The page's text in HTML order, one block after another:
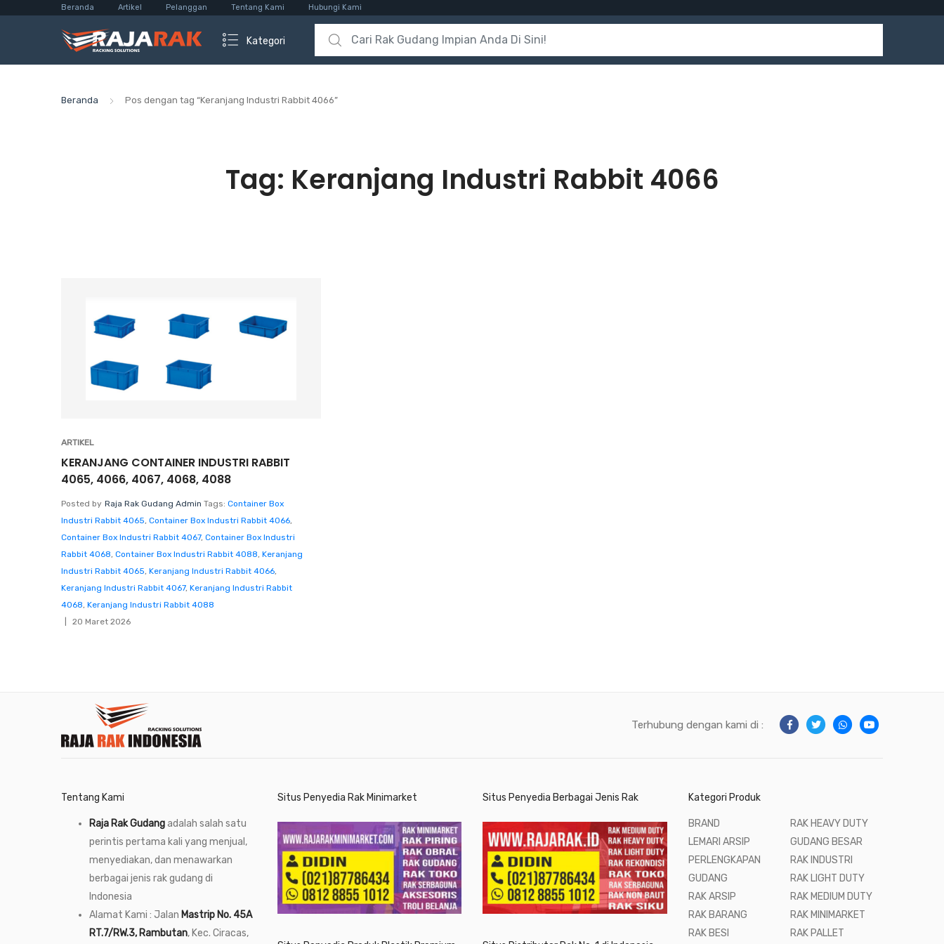
Beranda Artikel Pelanggan Tentang Kami Hubungi Kami
Kategori
Search for:
Beranda Pos dengan tag “Keranjang Industri Rabbit 4066”
Tag: Keranjang Industri Rabbit 4066
ARTIKEL
KERANJANG CONTAINER INDUSTRI RABBIT
4065, 4066, 4067, 4068, 4088
Posted by Raja Rak Gudang Admin Tags: Container Box
Industri Rabbit 4065, Container Box Industri Rabbit 4066,
Container Box Industri Rabbit 4067, Container Box Industri
Rabbit 4068, Container Box Industri Rabbit 4088, Keranjang
Industri Rabbit 4065, Keranjang Industri Rabbit 4066,
Keranjang Industri Rabbit 4067, Keranjang Industri Rabbit
4068, Keranjang Industri Rabbit 4088
20 Maret 2026
Terhubung dengan kami di :
Tentang Kami
Raja Rak Gudangadalah salah satu
perintis pertama kali yang menjual,
menyediakan, dan menawarkan
berbagai jenis rak gudang di
Indonesia
Alamat Kami : Jalan Mastrip No. 45A
RT.7/RW.3, Rambutan, Kec. Ciracas,
Situs Penyedia Rak Minimarket Situs Penyedia Berbagai Jenis Rak Kategori Produk
BRAND
LEMARI ARSIP
PERLENGKAPAN
GUDANG
RAK ARSIP
RAK BARANG
RAK BESI
RAK HEAVY DUTY
GUDANG BESAR
RAK INDUSTRI
RAK LIGHT DUTY
RAK MEDIUM DUTY
RAK MINIMARKET
RAK PALLET